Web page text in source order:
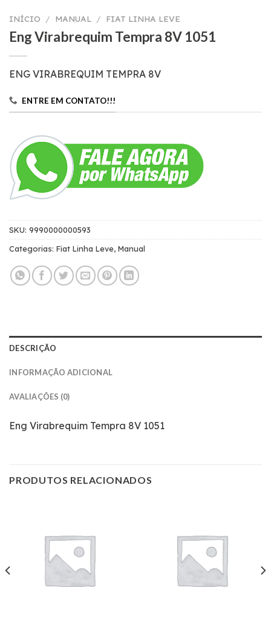
INÍCIO / MANUAL / FIAT LINHA LEVE
Eng Virabrequim Tempra 8V 1051
ENG VIRABREQUIM TEMPRA 8V
ENTRE EM CONTATO!!!
SKU: 9990000000593
Categorias: Fiat Linha Leve, Manual
DESCRIÇÃO
INFORMAÇÃO ADICIONAL
AVALIAÇÕES (0)
Eng Virabrequim Tempra 8V 1051
PRODUTOS RELACIONADOS